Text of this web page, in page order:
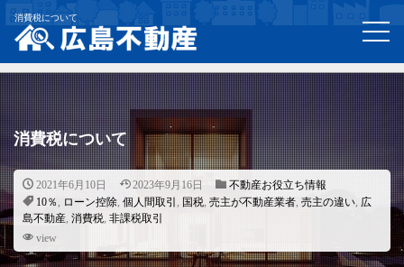
消費税について
消費税について
2021年6月10日 2023年9月16日
不動産お役立ち情報
10％ , ローン控除, 個人間取引 , 国税, 売主が不動産業者, 売主の違い, 広
島不動産, 消費税, 非課税取引
view